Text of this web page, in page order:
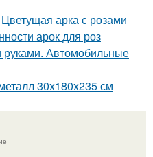
арка с розами
арок для роз
Автомобильные
30x180x235 см